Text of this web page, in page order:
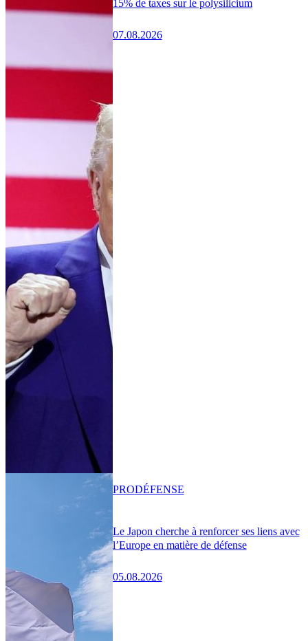
15% de taxes sur le polysilicium
07.08.2026
Le Japon cherche à renforcer ses liens avec
l’Europe en matière de défense
05.08.2026
PRODÉFENSE